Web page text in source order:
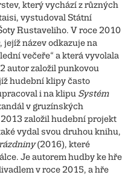
který vychází z různých
vystudoval Státní
Rustaveliho. V roce 2010
, jejíž název odkazuje na
večeře“ a která vyvolala
autor založil punkovou
hudební klipy často
i na klipu Systém
v gruzínských
založil hudební projekt
vydal svou druhou knihu,
(2016), které
Je autorem hudby ke hře
v roce 2015, a hře